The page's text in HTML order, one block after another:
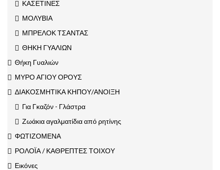
ΚΑΣΕΤΙΝΕΣ
ΜΟΛΥΒΙΑ
ΜΠΡΕΛΟΚ ΤΣΑΝΤΑΣ
ΘΗΚΗ ΓΥΑΛΙΩΝ
Θήκη Γυαλιών
ΜΥΡΟ ΑΓΙΟΥ ΟΡΟΥΣ
ΔΙΑΚΟΣΜΗΤΙΚΑ ΚΗΠΟΥ/ΑΝΟΙΞΗ
Για Γκαζόν - Γλάστρα
Ζωάκια αγαλματίδια από ρητίνης
ΦΩΤΙΖΟΜΕΝΑ
ΡΟΛΟΪΑ / ΚΑΘΡΕΠΤΕΣ ΤΟΙΧΟΥ
Εικόνες